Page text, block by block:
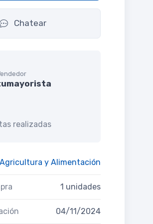
Chatear
realizadas
Agricultura y Alimentación
1 unidades
04/11/2024